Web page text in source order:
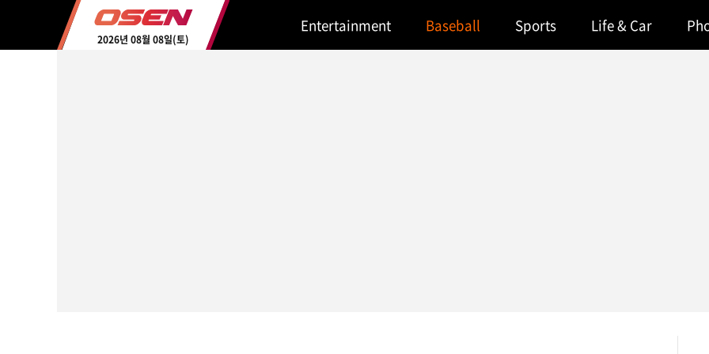
2026년 08월 08일(토)
Entertainment Baseball Sports Life & Car